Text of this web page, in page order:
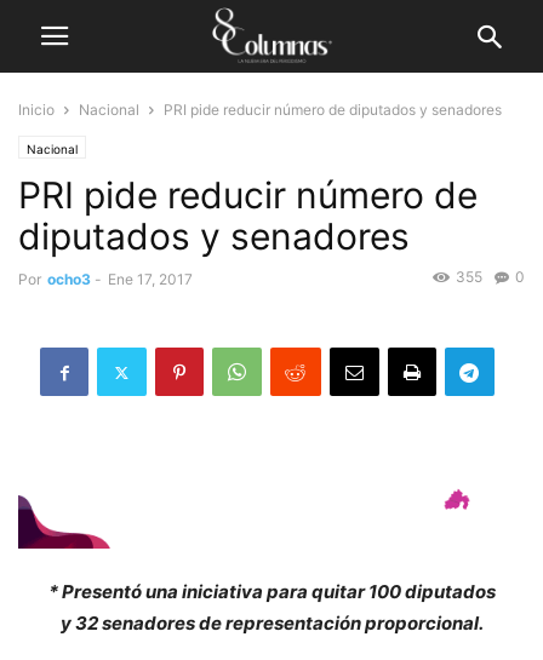
Inicio Nacional PRI pide reducir número de diputados y senadores
Nacional
PRI pide reducir número de
diputados y senadores
Por ocho3 - Ene 17, 2017 0
355
* Presentó una iniciativa para quitar 100 diputados
y 32 senadores de representación proporcional.